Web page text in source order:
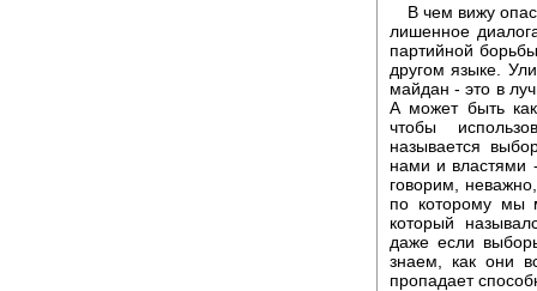
В чем вижу
лишенное
партийной
другом языке.
майдан - это в
А может быть
чтобы
называется
нами и властями
говорим,
по которому мы
который
даже если
знаем, как они
пропадает